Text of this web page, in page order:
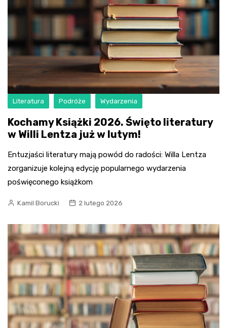
Literatura Podróże Wydarzenia
Kochamy Książki 2026. Święto literatury
w Willi Lentza już w lutym!
Entuzjaści literatury mają powód do radości: Willa Lentza
zorganizuje kolejną edycję popularnego wydarzenia
poświęconego książkom
Kamil Borucki 2 lutego 2026